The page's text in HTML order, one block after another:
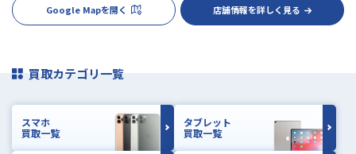
Google Mapを開く 店舗情報を詳しく見る
買取カテゴリ一覧
スマホ
買取一覧
タブレット
買取一覧